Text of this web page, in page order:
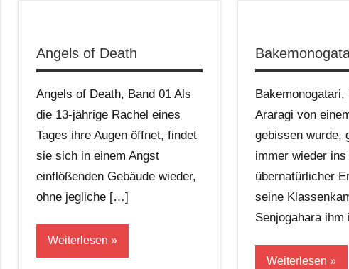
Angels of Death
Angels of Death, Band 01 Als
die 13-jährige Rachel eines
Tages ihre Augen öffnet, findet
sie sich in einem Angst
einflößenden Gebäude wieder,
ohne jegliche […]
Weiterlesen
Bakemonogatari,
Araragi von
gebissen wurde,
immer wieder ins
übernatürlicher
seine
Senjogahara
Weiterlesen